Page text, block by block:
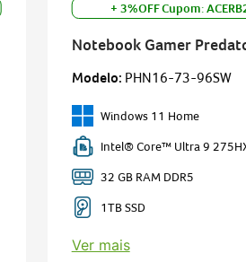
+ 3%OFF Cupom:
Notebook Gamer
Modelo: PHN16-73-96SW
Windows 11 Home
Intel® Core™ Ultra 9
32 GB RAM DDR5
1TB SSD
Ver mais